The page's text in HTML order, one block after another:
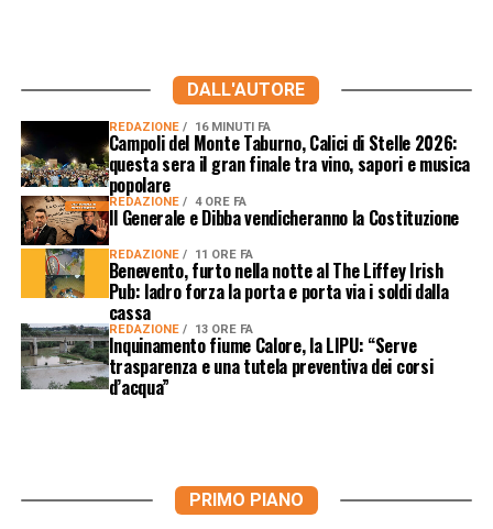
DALL'AUTORE
REDAZIONE 16 MINUTI FA
Campoli del Monte Taburno, Calici di Stelle 2026:
questa sera il gran finale tra vino, sapori e musica
popolare
REDAZIONE 4 ORE FA
Il Generale e Dibba vendicheranno la Costituzione
REDAZIONE 11 ORE FA
Benevento, furto nella notte al The Liffey Irish
Pub: ladro forza la porta e porta via i soldi dalla
cassa
REDAZIONE 13 ORE FA
Inquinamento fiume Calore, la LIPU: “Serve
trasparenza e una tutela preventiva dei corsi
d’acqua”
PRIMO PIANO